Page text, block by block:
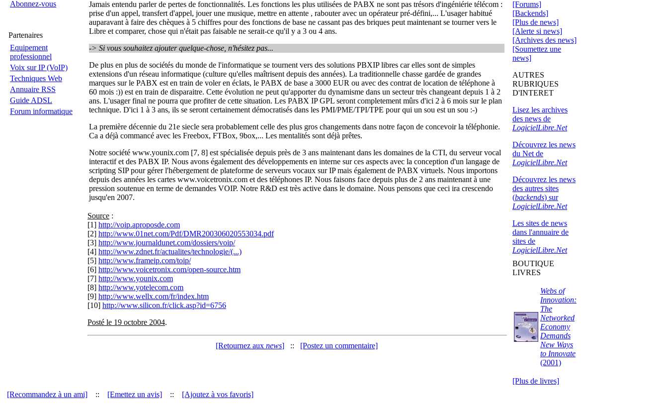
Abonnez-vous
Partenaires
Equipement
professionnel
Voix sur IP (VoIP)
Techniques Web
Annuaire RSS
Guide ADSL
Forum informatique
Jamais entendu parler de pertes de fonctionnalités. Les fonctions les plus utilisées de PABX ne sont pas trésors d'ingéniérie télécom :
prise d'un appel, transfert d'appel, jouer une musique, mettre en attente , rabouter avec un opérateur pré-défini,... L'usager habitué
auparavant à faire des chèques à 5 chiffres pour des fonctions de base ne cassant pas des briques peut maintenant se tourner vers le
Libre et comparer, chose qui n'était pas faisable ne serait-ce qu'il y a 3 ou 4 ans.
-> Si vous souhaitez ajouter quelque-chose, n'hésitez pas...
De plus en plus de sociétés du monde de l'informatique se tournent vers des solutions PBXIP libres car elles sont de simples
extensions d'un réseau informatique (culture qu'elles maîtrisent depuis des années). La traditionnelle chasse gardée de grandes
marques sur le PABX est en train de voler en éclats, le PABX de base a 3000 EUR ou avec des contrat de location de téléphone à
60 mois :)) est en train de disparaitre. Cette évolution ne peut qu'apporter du dynamisme dans un secteur très changeant depuis 1 à 2
ans. L'usager final ne pourra que profiter de cette situation. Les PABX IP GPL seront completement mûrs d'ici 2 à 6 mois sur le plan
technique. D'ici 1 à 3 ans, ils se seront certainement démocratisés dans les PMI/PME/TPI/TPE pour qui un sou est un sou :-)
La première décennie du 21e siecle sera probablement celle des plus gros changements dans notre façon de concevoir la téléphonie.
Ca a déjà commancé avec les Freebox, FTBox, 9box,... Les mentalités sont déjà prêtes.
Notre société www.younix.com [7, 8] est spécialisée depuis près de 3 ans maintenant dans les domaines de la CTI, du serveur vocal
interactif et des PABX IP. Nous avons également des développements en interne sur ces aspects avec la conception d'un langage de
scripting SIP pour gérer l'hébergement de plateforme de serveurs vocaux sur IP mais également de PABX virtuels. Nous importons
depuis des années les cartes www.voicetronix.com et des téléphones IP. Nous faisons face depuis plus de 2 ans maintenant à une
pression soutenue en terme de demandes VOIP. Notre R&D est très active dans le domaine. Nous pensons que ceci ira crescendo
jusqu'en 2007.
Source :
[1] http://voip.aproposde.com
[2] http://www.01net.com/Pdf/DMR200306020553034.pdf
[3] http://www.journaldunet.com/dossiers/voip/
[4] http://www.zdnet.fr/actualites/technologie/(...)
[5] http://www.frameip.com/toip/
[6] http://www.voicetronix.com/open-source.htm
[7] http://www.younix.com
[8] http://www.yotelecom.com
[9] http://www.wellx.com/fr/index.htm
[10] http://www.silicon.fr/click.asp?id=6756
Posté le 19 octobre 2004.
[Retournez aux news] :: [Postez un commentaire]
[Forums]
[Backends]
[Plus de news]
[Alerte si news]
[Archives des news]
[Soumettez une
news]
AUTRES
RUBRIQUES
D'INTERET
Lisez les archives
des news de
LogicielLibre.Net
Découvrez les news
du Net de
LogicielLibre.Net
Découvrez les news
des autres sites
(backends) sur
LogicielLibre.Net
Les sites de news
dans l'annuaire de
sites de
LogicielLibre.Net
BOUTIQUE
LIVRES
Webs of
Innovation:
The
Networked
Economy
Demands
New Ways
to Innovate
(2001)
[Plus de livres]
[Recommandez à un ami] :: [Emettez un avis] :: [Ajoutez à vos favoris]